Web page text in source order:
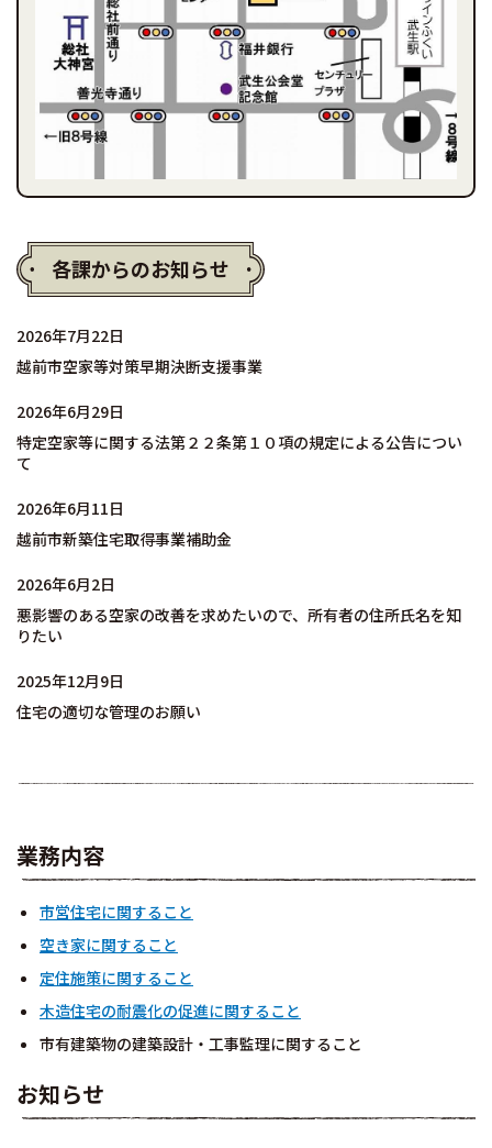
各課からのお知らせ
2026年7月22日
越前市空家等対策早期決断支援事業
2026年6月29日
特定空家等に関する法第２２条第１０項の規定による公告につい
て
2026年6月11日
越前市新築住宅取得事業補助金
2026年6月2日
悪影響のある空家の改善を求めたいので、所有者の住所氏名を知
りたい
2025年12月9日
住宅の適切な管理のお願い
業務内容
市営住宅に関すること
空き家に関すること
定住施策に関すること
木造住宅の耐震化の促進に関すること
市有建築物の建築設計・工事監理に関すること
お知らせ